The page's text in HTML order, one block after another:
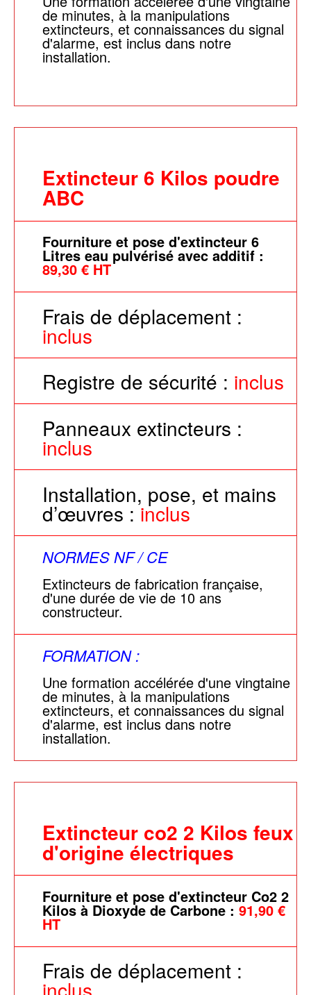
de minutes, à la manipulations
extincteurs, et connaissances du signal
d'alarme, est inclus dans notre
installation.
Extincteur 6 Kilos poudre
ABC
Fourniture et pose d'extincteur 6
Litres eau pulvérisé avec additif :
89,30 € HT
Frais de déplacement :
inclus
Registre de sécurité : inclus
Panneaux extincteurs :
inclus
Installation, pose, et mains
d’œuvres :inclus
NORMES NF / CE
Extincteurs de fabrication française,
d'une durée de vie de 10 ans
constructeur.
FORMATION :
Une formation accélérée d'une vingtaine
de minutes, à la manipulations
extincteurs, et connaissances du signal
d'alarme, est inclus dans notre
installation.
Extincteur co2 2 Kilos feux
d'origine électriques
Fourniture et pose d'extincteur Co2 2
Kilos à Dioxyde de Carbone : 91,90 €
HT
Frais de déplacement :